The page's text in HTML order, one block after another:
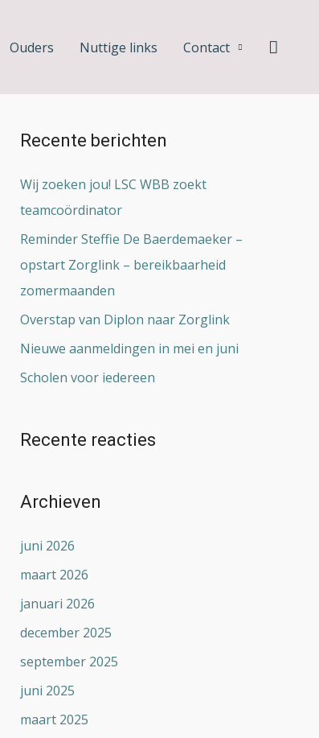
Ouders Nuttige links Contact
k
n
a
Recente berichten
Wij zoeken jou! LSC WBB zoekt
teamcoördinator
Reminder Steffie De Baerdemaeker –
opstart Zorglink – bereikbaarheid
zomermaanden
Overstap van Diplon naar Zorglink
Nieuwe aanmeldingen in mei en juni
Scholen voor iedereen
Recente reacties
Archieven
juni 2026
maart 2026
januari 2026
december 2025
september 2025
juni 2025
maart 2025